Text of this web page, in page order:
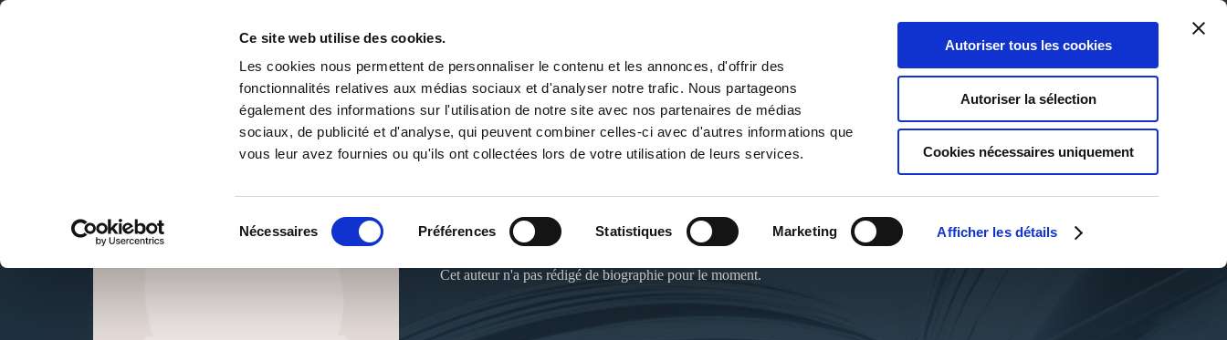
Ce site web utilise des cookies.
Les cookies nous permettent de personnaliser le contenu et les annonces, d'offrir des
fonctionnalités relatives aux médias sociaux et d'analyser notre trafic. Nous partageons
également des informations sur l'utilisation de notre site avec nos partenaires de médias
sociaux, de publicité et d'analyse, qui peuvent combiner celles-ci avec d'autres informations que
vous leur avez fournies ou qu'ils ont collectées lors de votre utilisation de leurs services.
Nécessaires Préférences Statistiques Marketing Afficher les détails
Autoriser tous les cookies
Autoriser la sélection
Cookies nécessaires uniquement
DE LA PAGE BLANCHE... AU BEST SELLER
0
Panier
0
Ma liste
Connexion
PUBLIER UN LIVRE LIBRAIRIE
MARYSE METAYER
MARYSE METAYER
Cet auteur n'a pas rédigé de biographie pour le moment.